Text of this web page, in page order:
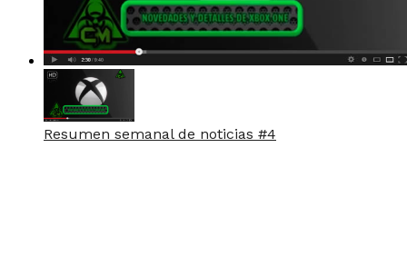
Resumen semanal de noticias #4